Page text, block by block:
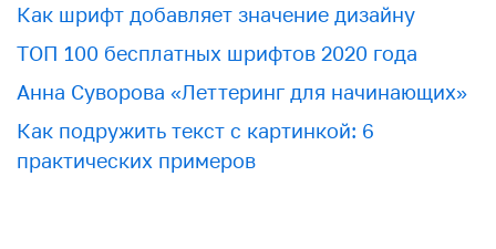
Как шрифт добавляет значение дизайну
ТОП 100 бесплатных шрифтов 2020 года
Анна Суворова «Леттеринг для начинающих»
Как подружить текст с картинкой: 6
практических примеров